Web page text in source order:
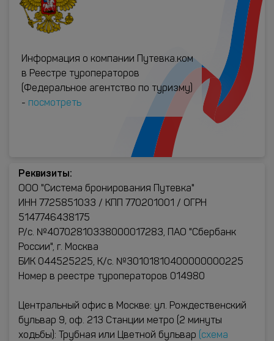
Информация о компании Путевка.ком
в Реестре туроператоров
(Федеральное агентство по туризму)
- посмотреть
Реквизиты:
ООО "Система бронирования Путевка"
ИНН 7725851033 / КПП 770201001 / ОГРН
5147746438175
Р/с. №40702810338000017283, ПАО "Сбербанк
России", г. Москва
БИК 044525225, К/с. №30101810400000000225
Номер в реестре туроператоров 014980
Центральный офис в Москве: ул. Рождественский
бульвар 9, оф. 213 Станции метро (2 минуты
ходьбы): Трубная или Цветной бульвар
(схема